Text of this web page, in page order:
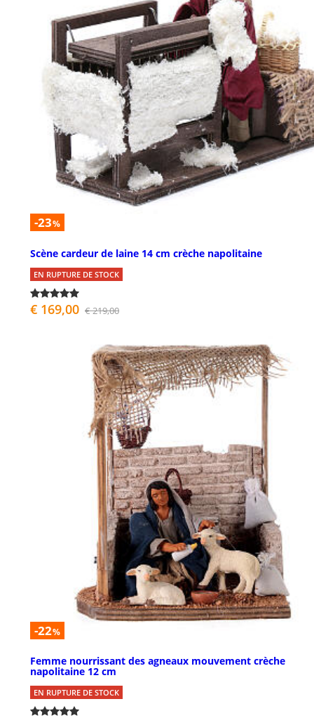
-23%
Scène cardeur de laine 14 cm crèche napolitaine
EN RUPTURE DE STOCK
€ 169,00 € 219,00
-22%
Femme nourrissant des agneaux mouvement crèche
napolitaine 12 cm
EN RUPTURE DE STOCK